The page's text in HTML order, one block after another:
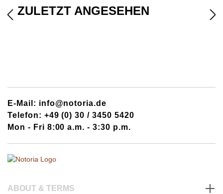
ZULETZT ANGESEHEN
E-Mail: info@notoria.de
Telefon: +49 (0) 30 / 3450 5420
Mon - Fri 8:00 a.m. - 3:30 p.m.
ABOUT & TERMS